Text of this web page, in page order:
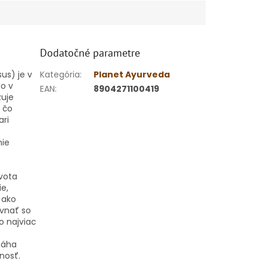
je v
v
so
najviac
Dodatočné parametre
Kategória:
Planet Ayurveda
EAN: 8904271100419